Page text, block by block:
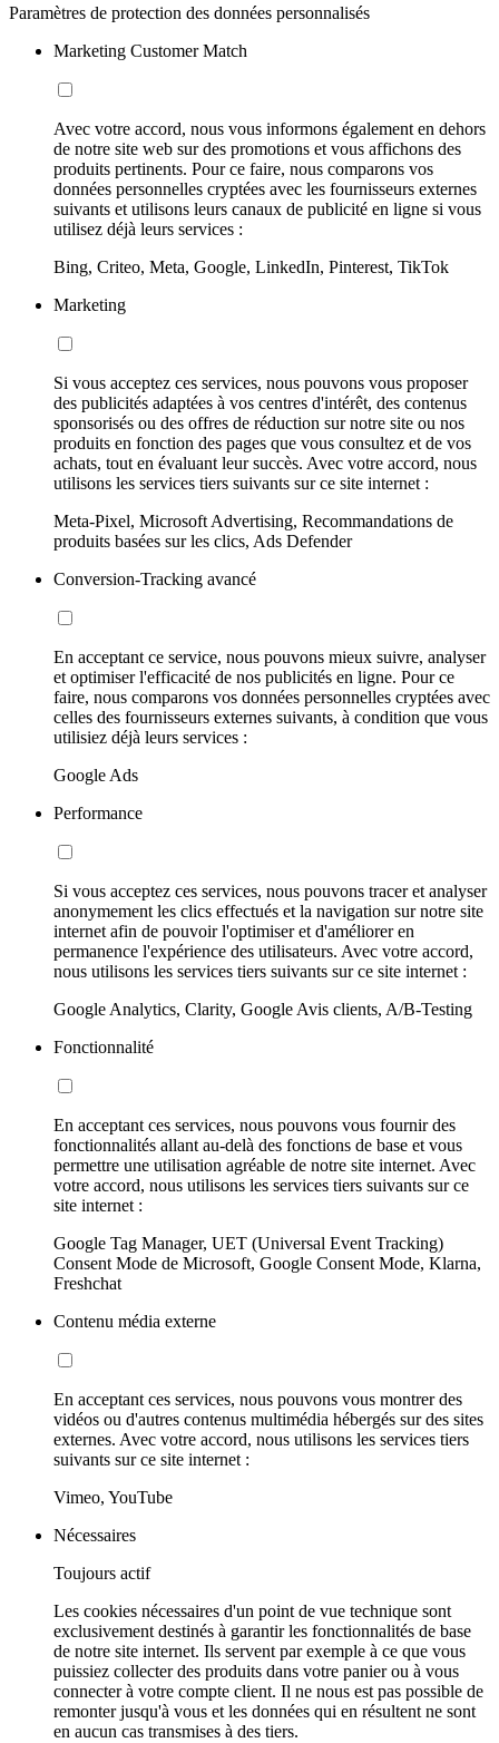
Paramètres de protection des données personnalisés
Marketing Customer Match
Avec votre accord, nous vous informons également en dehors
de notre site web sur des promotions et vous affichons des
produits pertinents. Pour ce faire, nous comparons vos
données personnelles cryptées avec les fournisseurs externes
suivants et utilisons leurs canaux de publicité en ligne si vous
utilisez déjà leurs services :
Bing, Criteo, Meta, Google, LinkedIn, Pinterest, TikTok
Marketing
Si vous acceptez ces services, nous pouvons vous proposer
des publicités adaptées à vos centres d'intérêt, des contenus
sponsorisés ou des offres de réduction sur notre site ou nos
produits en fonction des pages que vous consultez et de vos
achats, tout en évaluant leur succès. Avec votre accord, nous
utilisons les services tiers suivants sur ce site internet :
Meta-Pixel, Microsoft Advertising, Recommandations de
produits basées sur les clics, Ads Defender
Conversion-Tracking avancé
En acceptant ce service, nous pouvons mieux suivre, analyser
et optimiser l'efficacité de nos publicités en ligne. Pour ce
faire, nous comparons vos données personnelles cryptées avec
celles des fournisseurs externes suivants, à condition que vous
utilisiez déjà leurs services :
Google Ads
Performance
Si vous acceptez ces services, nous pouvons tracer et analyser
anonymement les clics effectués et la navigation sur notre site
internet afin de pouvoir l'optimiser et d'améliorer en
permanence l'expérience des utilisateurs. Avec votre accord,
nous utilisons les services tiers suivants sur ce site internet :
Google Analytics, Clarity, Google Avis clients, A/B-Testing
Fonctionnalité
En acceptant ces services, nous pouvons vous fournir des
fonctionnalités allant au-delà des fonctions de base et vous
permettre une utilisation agréable de notre site internet. Avec
votre accord, nous utilisons les services tiers suivants sur ce
site internet :
Google Tag Manager, UET (Universal Event Tracking)
Consent Mode de Microsoft, Google Consent Mode, Klarna,
Freshchat
Contenu média externe
En acceptant ces services, nous pouvons vous montrer des
vidéos ou d'autres contenus multimédia hébergés sur des sites
externes. Avec votre accord, nous utilisons les services tiers
suivants sur ce site internet :
Vimeo, YouTube
Nécessaires
Toujours actif
Les cookies nécessaires d'un point de vue technique sont
exclusivement destinés à garantir les fonctionnalités de base
de notre site internet. Ils servent par exemple à ce que vous
puissiez collecter des produits dans votre panier ou à vous
connecter à votre compte client. Il ne nous est pas possible de
remonter jusqu'à vous et les données qui en résultent ne sont
en aucun cas transmises à des tiers.